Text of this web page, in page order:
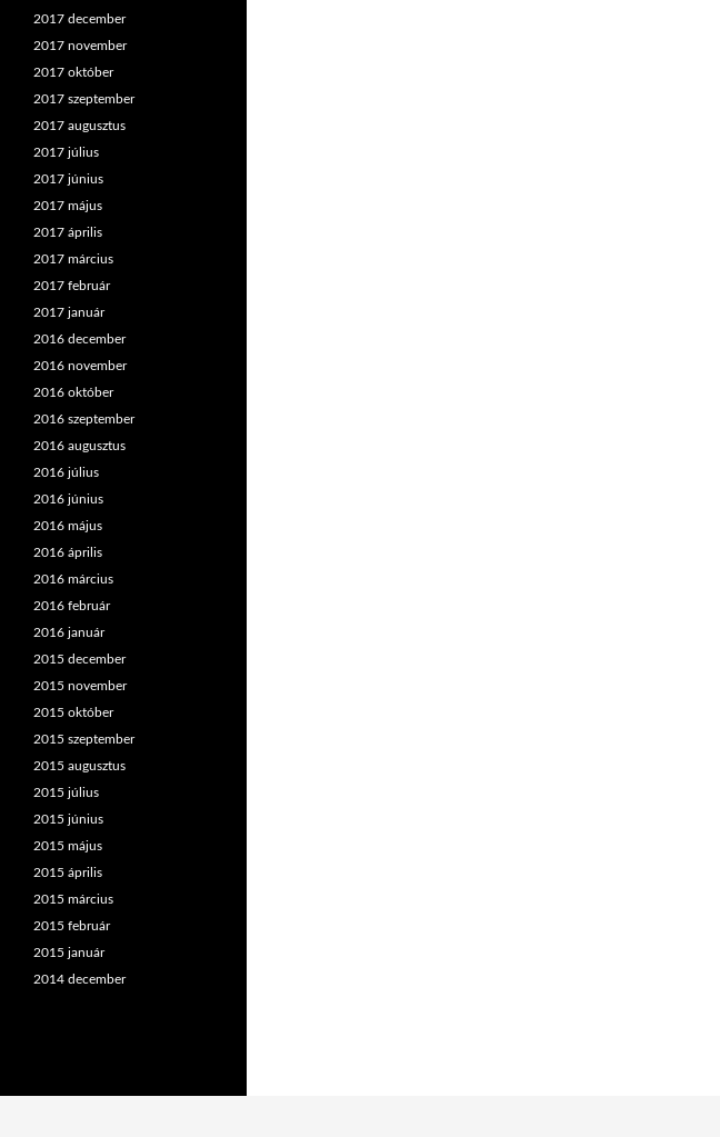
2017 december
2017 november
2017 október
2017 szeptember
2017 augusztus
2017 július
2017 június
2017 május
2017 április
2017 március
2017 február
2017 január
2016 december
2016 november
2016 október
2016 szeptember
2016 augusztus
2016 július
2016 június
2016 május
2016 április
2016 március
2016 február
2016 január
2015 december
2015 november
2015 október
2015 szeptember
2015 augusztus
2015 július
2015 június
2015 május
2015 április
2015 március
2015 február
2015 január
2014 december